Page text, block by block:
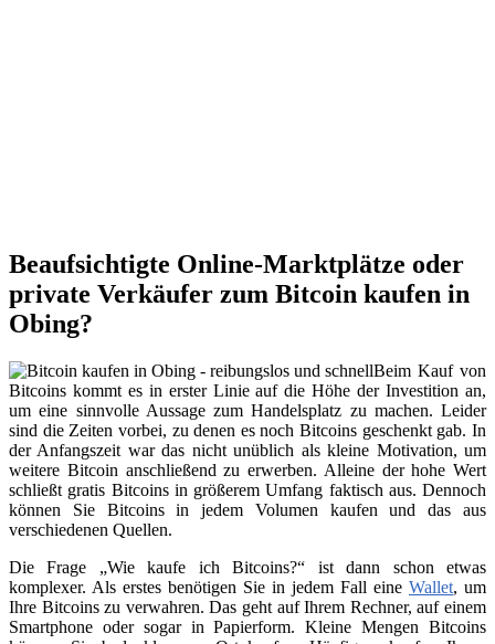
Beaufsichtigte Online-Marktplätze oder
private Verkäufer zum Bitcoin kaufen in
Obing?
Beim Kauf von
Bitcoins kommt es in erster Linie auf die Höhe der Investition an,
um eine sinnvolle Aussage zum Handelsplatz zu machen. Leider
sind die Zeiten vorbei, zu denen es noch Bitcoins geschenkt gab. In
der Anfangszeit war das nicht unüblich als kleine Motivation, um
weitere Bitcoin anschließend zu erwerben. Alleine der hohe Wert
schließt gratis Bitcoins in größerem Umfang faktisch aus. Dennoch
können Sie Bitcoins in jedem Volumen kaufen und das aus
verschiedenen Quellen.
Die Frage „Wie kaufe ich Bitcoins?“ ist dann schon etwas
komplexer. Als erstes benötigen Sie in jedem Fall eine Wallet, um
Ihre Bitcoins zu verwahren. Das geht auf Ihrem Rechner, auf einem
Smartphone oder sogar in Papierform. Kleine Mengen Bitcoins